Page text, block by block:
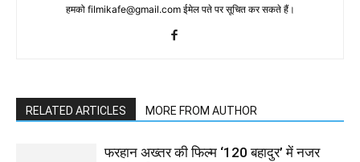
हमको filmikafe@gmail.com ईमेल पते पर सूचित कर सकते हैं।
RELATED ARTICLES MORE FROM AUTHOR
फरहान अख्तर की फिल्म ‘120 बहादुर’ में नजर